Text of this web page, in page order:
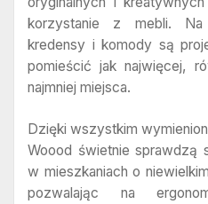
korzystanie z mebli. Na
kredensy i komody są
pomieścić jak najwięcej,
najmniej miejsca.
Dzięki wszystkim
Woood świetnie sprawdzą
w mieszkaniach o
pozwalając na